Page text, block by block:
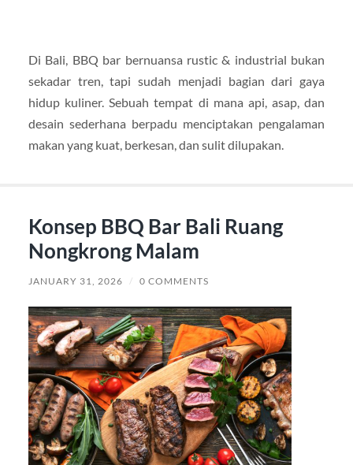
Di Bali, BBQ bar bernuansa rustic & industrial bukan
sekadar tren, tapi sudah menjadi bagian dari gaya
hidup kuliner. Sebuah tempat di mana api, asap, dan
desain sederhana berpadu menciptakan pengalaman
makan yang kuat, berkesan, dan sulit dilupakan.
Konsep BBQ Bar Bali Ruang
Nongkrong Malam
JANUARY 31, 2026 / 0 COMMENTS